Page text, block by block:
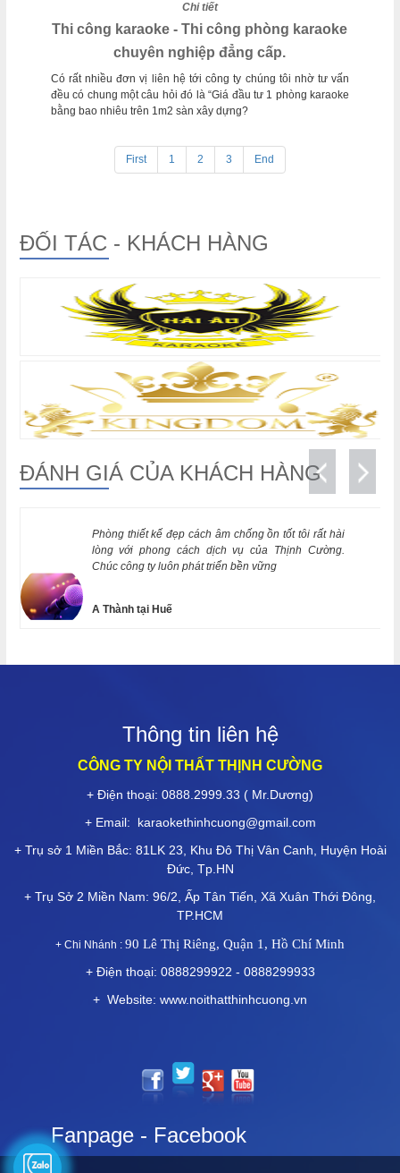
Chi tiết
Thi công karaoke - Thi công phòng karaoke
chuyên nghiệp đẳng cấp.
Có rất nhiều đơn vị liên hệ tới công ty chúng tôi nhờ tư vấn
đều có chung một câu hỏi đó là “Giá đầu tư 1 phòng karaoke
bằng bao nhiêu trên 1m2 sàn xây dựng?
First 1 2 3 End
ĐỐI TÁC - KHÁCH HÀNG
ĐÁNH GIÁ CỦA KHÁCH HÀNG
Phòng thiết kế đẹp cách âm chống ồn tốt tôi rất hài
lòng với phong cách dịch vụ của Thịnh Cường.
Chúc công ty luôn phát triển bền vững
A Thành tại Huế
Thông tin liên hệ
CÔNG TY NỘI THẤT THỊNH CƯỜNG
+ Điện thoại: 0888.2999.33 ( Mr.Dương)
+ Email: karaokethinhcuong@gmail.com
+ Trụ sở 1 Miền Bắc: 81LK 23, Khu Đô Thị Vân Canh, Huyện Hoài
Đức, Tp.HN
+ Trụ Sở 2 Miền Nam: 96/2, Ấp Tân Tiến, Xã Xuân Thới Đông,
TP.HCM
+ Chi Nhánh : 90 Lê Thị Riêng, Quận 1, Hồ Chí Minh
+ Điện thoại: 0888299922 - 0888299933
+ Website: www.noithatthinhcuong.vn
Fanpage - Facebook